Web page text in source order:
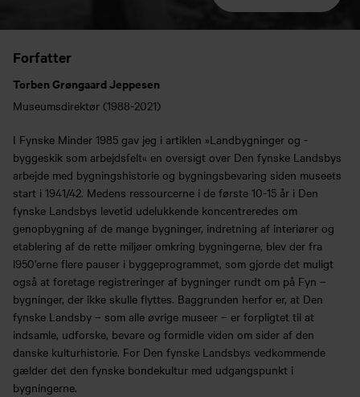
Forfatter
Torben Grøngaard Jeppesen
Museumsdirektør (1988-2021)
I Fynske Minder 1985 gav jeg i artiklen »Landbygninger og -
byggeskik som arbejdsfelt« en oversigt over Den fynske Landsbys
arbejde med bygningshistorie og bygningsbevaring siden museets
start i 1941/42. Medens ressourcerne i de første 10-15 år i Den
fynske Landsbys levetid udelukkende koncentreredes om
genopbygning af de mange bygninger, indretning af interiører og
etablering af de rette miljøer omkring bygningerne, blev der fra
l950’erne flere pauser i byggeprogrammet, som gjorde det muligt
også at foretage registreringer af bygninger rundt om på Fyn –
bygninger, der ikke skulle flyttes. Baggrunden herfor er, at Den
fynske Landsby – som alle øvrige museer – er forpligtet til at
indsamle, udforske, bevare og formidle viden om sider af den
danske kulturhistorie. For Den fynske Landsbys vedkommende
gælder det den fynske bondekultur med udgangspunkt i
bygningerne.